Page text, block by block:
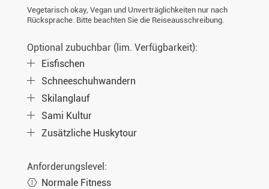
Vegetarisch okay, Vegan und Unverträglichkeiten nur nach
Rücksprache. Bitte beachten Sie die Reiseausschreibung.
Optional zubuchbar (lim. Verfügbarkeit):
Eisfischen
Schneeschuhwandern
Skilanglauf
Sami Kultur
Zusätzliche Huskytour
Anforderungslevel:
Normale Fitness